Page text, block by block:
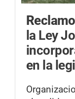
la Ley
en la